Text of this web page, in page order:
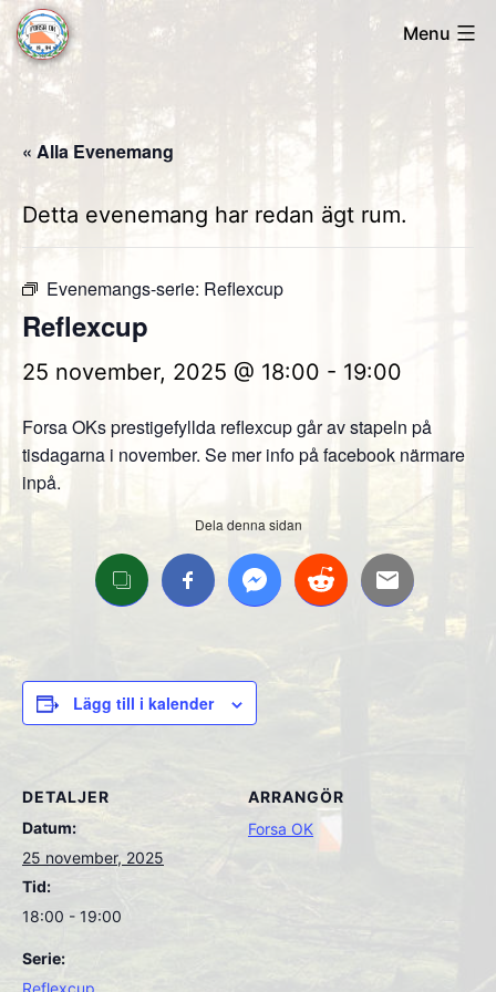
Skip
to
content
Forsa
Menu
« Alla Evenemang
Detta evenemang har redan ägt rum.
Evenemangs-serie: Reflexcup
Reflexcup
25 november, 2025 @ 18:00 - 19:00
Forsa OKs prestigefyllda reflexcup går av stapeln på
tisdagarna i november. Se mer info på facebook närmare
inpå.
Dela denna sidan
Lägg till i kalender
DETALJER
Datum:
25 november, 2025
Tid:
18:00 - 19:00
Serie:
Reflexcup
ARRANGÖR
Forsa OK